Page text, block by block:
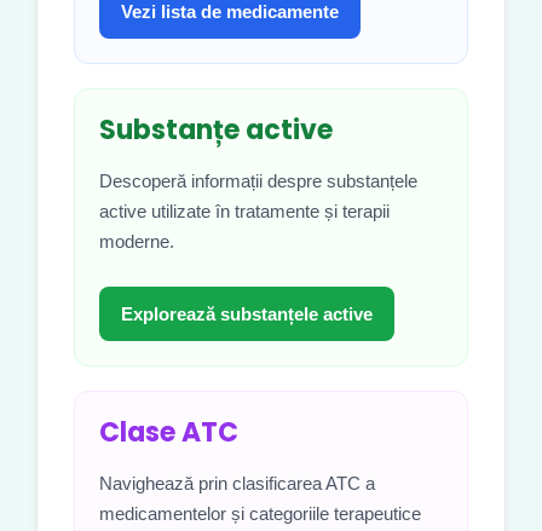
Vezi lista de medicamente
Substanțe active
Descoperă informații despre substanțele
active utilizate în tratamente și terapii
moderne.
Explorează substanțele active
Clase ATC
Navighează prin clasificarea ATC a
medicamentelor și categoriile terapeutice